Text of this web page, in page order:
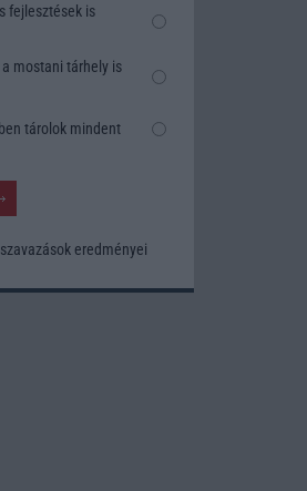
fejlesztések is
mostani tárhely is
tárolok mindent
eredményei